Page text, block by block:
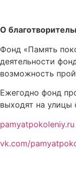
О
Фонд «Память
деятельности
возможность
Ежегодно фонд
выходят на улицы
pamyatpokoleniy.ru
vk.com/